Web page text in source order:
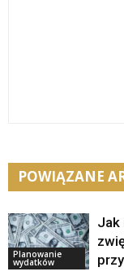
POWIĄZANE
Planowanie
wydatków
Jak